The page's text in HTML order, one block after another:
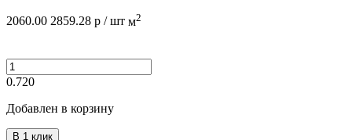
2060.00 2859.28 р / шт м2
0.720
Добавлен в корзину
В 1 клик